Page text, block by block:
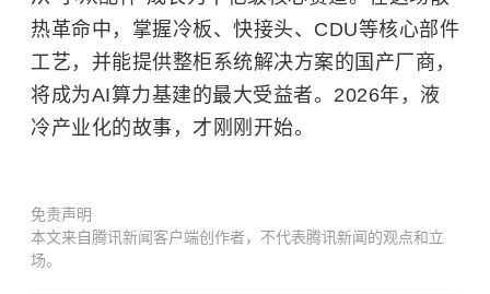
热革命中，掌握冷板、快接头、CDU等核心部件
工艺，并能提供整柜系统解决方案的国产厂商，
将成为AI算力基建的最大受益者。2026年，液
冷产业化的故事，才刚刚开始。
免责声明
本文来自腾讯新闻客户端创作者，不代表腾讯新闻的观点和立
场。